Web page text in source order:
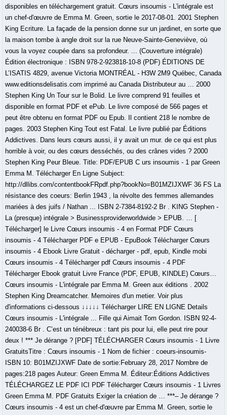
disponibles en téléchargement gratuit. Cœurs insoumis - L'intégrale est
un chef-d'œuvre de Emma M. Green, sortie le 2017-08-01. 2001 Stephen
King Ecriture. La façade de la pension donne sur un jardinet, en sorte que
la maison tombe à angle droit sur la rue Neuve-Sainte-Geneviève, où
vous la voyez coupée dans sa profondeur. ... (Couverture intégrale)
Édition électronique : ISBN 978-2-923818-10-8 (PDF) ÉDITIONS DE
L’ISATIS 4829, avenue Victoria MONTRÉAL - H3W 2M9 Québec, Canada
www.editionsdelisatis.com imprimé au Canada Distributeur au … 2000
Stephen King Un Tour sur le Bolid. Le livre comprend 91 feuilles et
disponible en format PDF et ePub. Le livre composé de 566 pages et
peut être obtenu en format PDF ou Epub. Il contient 218 le nombre de
pages. 2003 Stephen King Tout est Fatal. Le livre publié par Éditions
Addictives. Dans leurs cœurs aussi, il y avait un mur. de ce qui est plus
horrible à voir, ou des cœurs desséchés, ou des crânes vides ? 2000
Stephen King Peur Bleue. Title: PDF/EPUB C urs insoumis - 1 par Green
Emma M. Télécharger En Ligne Subject:
http://dllibs.com/contentbookFRpdf.php?bookNo=B01MZIJXWF 36 FS La
résistance des coeurs: Berlin 1943 , la révolte des femmes allemandes
mariées à des juifs / Nathan ... ISBN 2-7384-8192-2 Br . KING Stephen -
La (presque) intégrale > Businessproviderworldwide > EPUB. … [
Télécharger] le Livre Cœurs insoumis - 4 en Format PDF Cœurs
insoumis - 4 Télécharger PDF e EPUB - EpuBook Télécharger Cœurs
insoumis - 4 Ebook Livre Gratuit - décharger - pdf, epub, Kindle mobi
Cœurs insoumis - 4 Télécharger pdf Cœurs insoumis - 4 PDF
Télécharger Ebook gratuit Livre France (PDF, EPUB, KINDLE) Cœurs…
Cœurs insoumis - L'intégrale par Emma M. Green aux éditions . 2002
Stephen King Dreamcatcher. Memoires d'un metier. Voir plus
d'informations ci-dessous ↓↓↓↓↓ Télécharger LIRE EN LIGNE Details
Cœurs insoumis - L'intégrale ... Fille qui Aimait Tom Gordon. ISBN 92-4-
240038-6 Br . C’est un ténébreux : tant pis pour lui, elle peut rire pour
deux ! *** Je dérange ? [PDF] TÉLÉCHARGER Cœurs insoumis - 1 Livre
GratuitsTitre : Cœurs insoumis - 1 Nom de fichier : coeurs-insoumis-
ISBN 10: B01MZIJXWF Date de sortie:February 28, 2017 Nombre de
pages:218 pages Auteur: Green Emma M. Éditeur:Éditions Addictives
TÉLÉCHARGEZ LE PDF ICI PDF Télécharger Cœurs insoumis - 1 Livres
Green Emma M. PDF Gratuits Exiger la création de … ***– Je dérange ?
Cœurs insoumis - 4 est un chef-d'œuvre par Emma M. Green, sortie le